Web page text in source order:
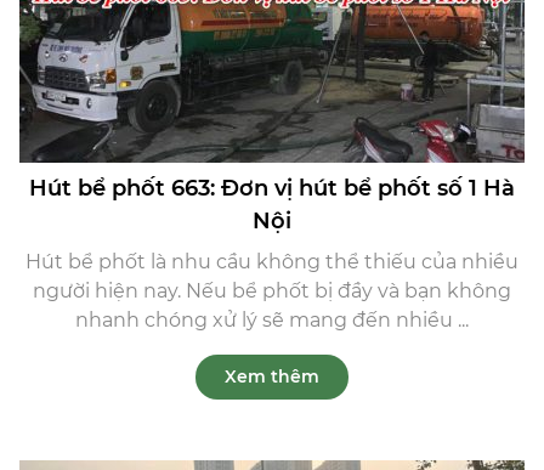
Hút bể phốt 663: Đơn vị hút bể phốt số 1 Hà
Nội
Hút bể phốt là nhu cầu không thể thiếu của nhiều
người hiện nay. Nếu bể phốt bị đầy và bạn không
nhanh chóng xử lý sẽ mang đến nhiều ...
Xem thêm